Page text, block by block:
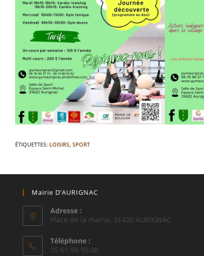
ÉTIQUETTES: LOISIRS SPORT
Mairie D’AURIGNAC
Adresse :
Place de la mairie, 31420 AURIGNAC
Téléphone :
05.61.98.90.08